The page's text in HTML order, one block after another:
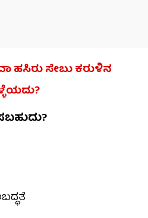
ಹಸಿರು ಸೇಬು ಕರುಳಿನ